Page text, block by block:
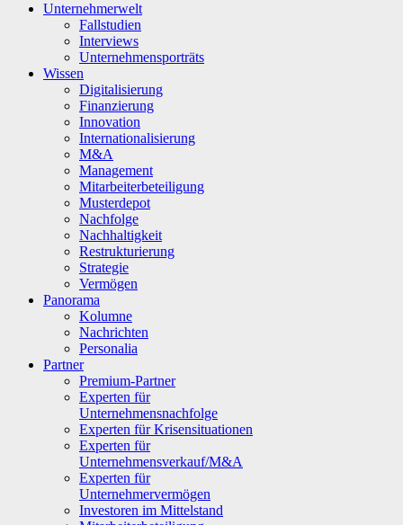
Unternehmerwelt
Fallstudien
Interviews
Unternehmensporträts
Wissen
Digitalisierung
Finanzierung
Innovation
Internationalisierung
M&A
Management
Mitarbeiterbeteiligung
Musterdepot
Nachfolge
Nachhaltigkeit
Restrukturierung
Strategie
Vermögen
Panorama
Kolumne
Nachrichten
Personalia
Partner
Premium-Partner
Experten für
Unternehmensnachfolge
Experten für Krisensituationen
Experten für
Unternehmensverkauf/M&A
Experten für
Unternehmervermögen
Investoren im Mittelstand